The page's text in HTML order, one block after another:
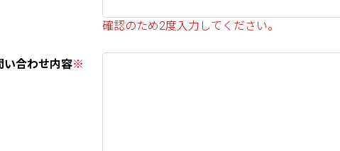
確認のため2度入力してください。
い合わせ内容※